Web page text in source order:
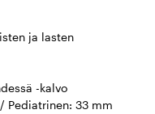
ja lasten
-kalvo
Pediatrinen: 33 mm